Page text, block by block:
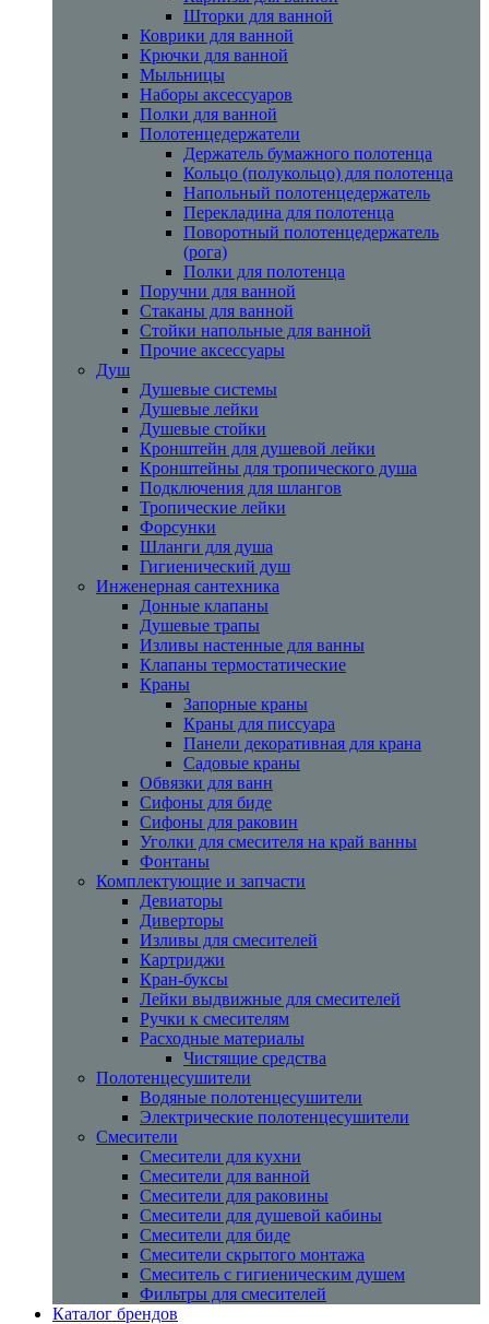
Шторки для ванной
Коврики для ванной
Крючки для ванной
Мыльницы
Наборы аксессуаров
Полки для ванной
Полотенцедержатели
Держатель бумажного полотенца
Кольцо (полукольцо) для полотенца
Напольный полотенцедержатель
Перекладина для полотенца
Поворотный полотенцедержатель
(рога)
Полки для полотенца
Поручни для ванной
Стаканы для ванной
Стойки напольные для ванной
Прочие аксессуары
Душ
Душевые системы
Душевые лейки
Душевые стойки
Кронштейн для душевой лейки
Кронштейны для тропического душа
Подключения для шлангов
Тропические лейки
Форсунки
Шланги для душа
Гигиенический душ
Инженерная сантехника
Донные клапаны
Душевые трапы
Изливы настенные для ванны
Клапаны термостатические
Краны
Запорные краны
Краны для писсуара
Панели декоративная для крана
Садовые краны
Обвязки для ванн
Сифоны для биде
Сифоны для раковин
Уголки для смесителя на край ванны
Фонтаны
Комплектующие и запчасти
Девиаторы
Диверторы
Изливы для смесителей
Картриджи
Кран-буксы
Лейки выдвижные для смесителей
Ручки к смесителям
Расходные материалы
Чистящие средства
Полотенцесушители
Водяные полотенцесушители
Электрические полотенцесушители
Смесители
Смесители для кухни
Смесители для ванной
Смесители для раковины
Смесители для душевой кабины
Смесители для биде
Смесители скрытого монтажа
Смеситель с гигиеническим душем
Фильтры для смесителей
Каталог брендов